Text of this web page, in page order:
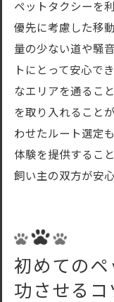
ペットタクシーを
優先に考慮した移
量の少ない道や騒
トにとって安心で
なエリアを通るこ
を取り入れること
わせたルート選定
体験を提供するこ
飼い主の双方が安
初めての
功させるコ